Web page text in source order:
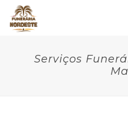
Serviços